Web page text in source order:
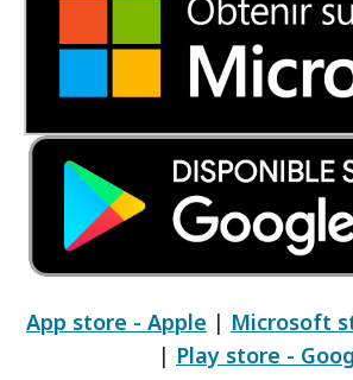
App store - Apple | Microsoft
| Play store -